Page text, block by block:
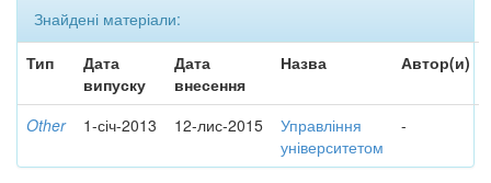
Знайдені матеріали:
Тип
Дата
випуску
Дата
внесення
Назва Автор(и)
Other 1-січ-2013 12-лис-2015
Управління
університетом
-